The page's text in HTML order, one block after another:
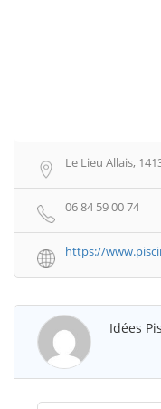
Le Lieu Allais,
06 84 59 00 74
https://
Idées